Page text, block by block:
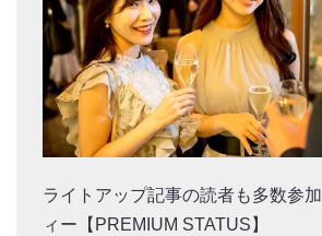
ライトアップ記事の読者も多数参
ィー【PREMIUM STATUS】